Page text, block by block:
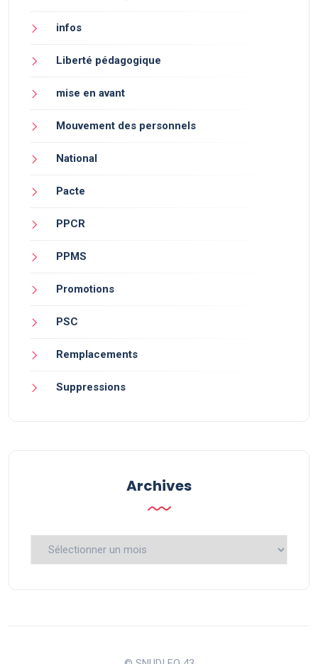
infos
Liberté pédagogique
mise en avant
Mouvement des personnels
National
Pacte
PPCR
PPMS
Promotions
PSC
Remplacements
Suppressions
Archives
Archives